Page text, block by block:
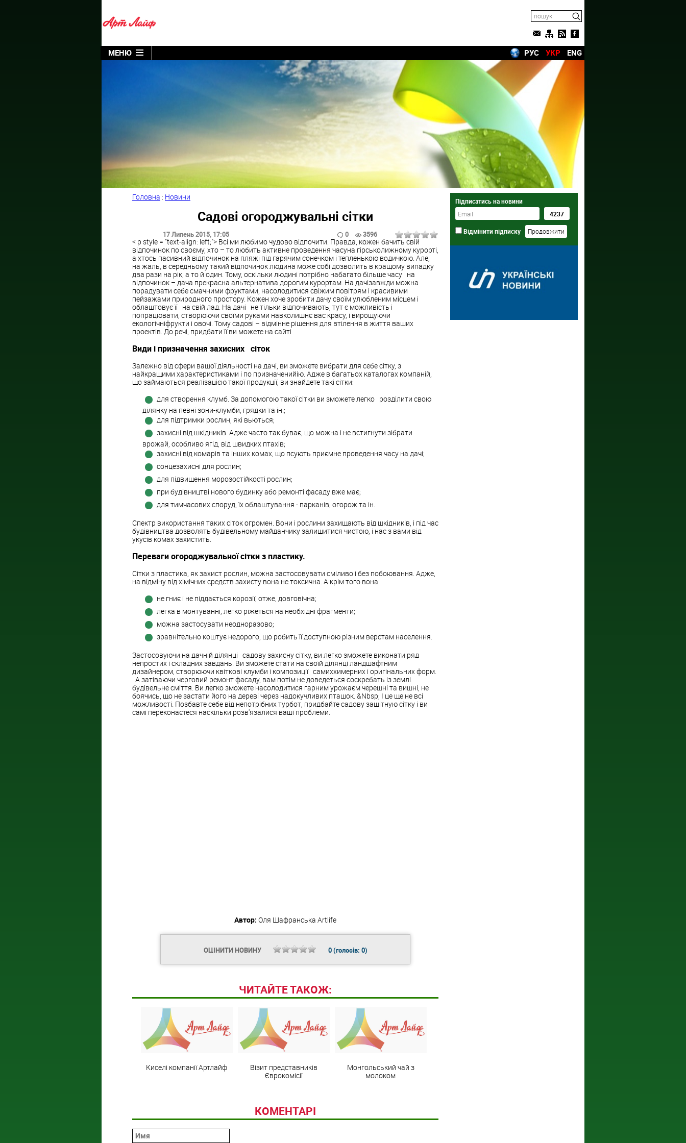
МЕНЮ РУС УКР ENG
Головна : Новини
Садові огороджувальні сітки
17 Липень 2015, 17:05 0 3596
< p style = "text-align: left;"> Всі ми любимо чудово відпочити. Правда, кожен бачить свій
відпочинок по своєму, хто – то любить активне проведення часуна гірськолижному курорті,
а хтось пасивний відпочинок на пляжі під гарячим сонечком і тепленькою водичкою. Але,
на жаль, в середньому такий відпочинок людина може собі дозволить в кращому випадку
два рази на рік, а то й один. Тому, оскільки людині потрібно набагато більше часу на
відпочинок – дача прекрасна альтернатива дорогим курортам. На дачізавжди можна
порадувати себе смачними фруктами, насолодитися свіжим повітрям і красивими
пейзажами природного простору. Кожен хоче зробити дачу своїм улюбленим місцем і
облаштовує її на свій лад. На дачі не тільки відпочивають, тут є можливість і
попрацювати, створюючи своїми руками навколишнє вас красу, і вирощуючи
екологічніфрукти і овочі. Тому садові – відмінне рішення для втілення в життя ваших
проектів. До речі, придбати її ви можете на сайті
Види і призначення захисних сіток
Залежно від сфери вашої діяльності на дачі, ви зможете вибрати для себе сітку, з
найкращими характеристиками і по призначенийію. Адже в багатьох каталогах компаній,
що займаються реалізацією такої продукції, ви знайдете такі сітки:
для створення клумб. За допомогою такої сітки ви зможете легко розділити свою
ділянку на певні зони-клумби, грядки та ін.;
для підтримки рослин, які вьються;
захисні від шкідників. Адже часто так буває, що можна і не встигнути зібрати
врожай, особливо ягід, від швидких птахів;
захисні від комарів та інших комах, що псують приємне проведення часу на дачі;
сонцезахисні для рослин;
для підвищення морозостійкості рослин;
при будівництві нового будинку або ремонті фасаду вже має;
для тимчасових споруд, їх облаштування - парканів, огорож та ін.
Спектр використання таких сіток огромен. Вони і рослини захищають від шкідників, і під час
будівництва дозволять будівельному майданчику залишитися чистою, і нас з вами від
укусів комах захистить.
Переваги огороджувальної сітки з пластику.
Сітки з пластика, як захист рослин, можна застосовувати сміливо і без побоювання. Адже,
на відміну від хімічних средств захисту вона не токсична. А крім того вона:
не гниє і не піддається корозії, отже, довговічна;
легка в монтуванні, легко ріжеться на необхідні фрагменти;
можна застосувати неодноразово;
зравнітельно коштує недорого, що робить її доступною різним верстам населення.
Застосовуючи на дачній ділянці садову захисну сітку, ви легко зможете виконати ряд
непростих і складних завдань. Ви зможете стати на своїй ділянці ландшафтним
дизайнером, створюючи квіткові клумби і композиції самиххимерних і оригінальних форм.
А затіваючи черговий ремонт фасаду, вам потім не доведеться соскребать із землі
будівельне сміття. Ви легко зможете насолодитися гарним урожаєм черешні та вишні, не
боячись, що не застати його на дереві через надокучливих пташок. &Nbsp; І це ще не всі
можливості. Позбавте себе від непотрібних турбот, придбайте садову защітную сітку і ви
самі переконаєтеся наскільки розв'язалися ваші проблеми.
Автор: Оля Шафранська Artlife
ОЦІНИТИ НОВИНУ 0(голосів: 0)
ЧИТАЙТЕ ТАКОЖ:
Киселі компанії Артлайф
Візит представників
Єврокомісії
Монгольський чай з
молоком
КОМЕНТАРІ
Підписатись на новини
Відмінити підписку